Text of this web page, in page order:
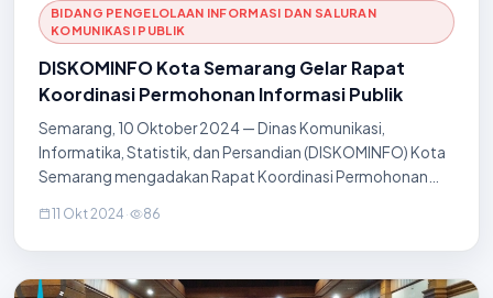
BIDANG PENGELOLAAN INFORMASI DAN SALURAN
KOMUNIKASI PUBLIK
DISKOMINFO Kota Semarang Gelar Rapat
Koordinasi Permohonan Informasi Publik
Semarang, 10 Oktober 2024 — Dinas Komunikasi,
Informatika, Statistik, dan Persandian (DISKOMINFO) Kota
Semarang mengadakan Rapat Koordinasi Permohonan
berlangsung di Ruang Rapat Lantai 2 DISKOMINFO dan
diha
11 Okt 2024 · 86